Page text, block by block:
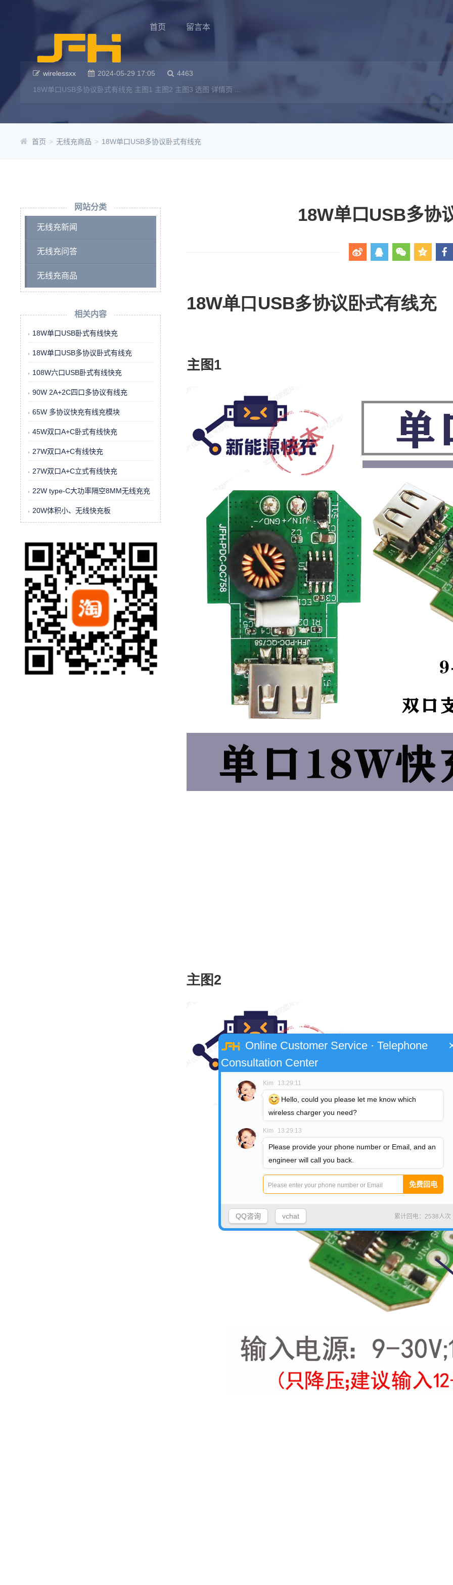
首页 留言本
wirelessxx 2024-05-29 17:05
4463
18W单口USB多协议卧式有线充 主图1 主图2 主图3 选图 详情页 ...
首页 > 无线充商品 > 18W单口USB多协议卧式有线充
网站分类
无线充新闻
无线充问答
无线充商品
相关内容
18W单口USB卧式有线快充
18W单口USB多协议卧式有线充
108W六口USB卧式有线快充
90W 2A+2C四口多协议有线充
65W 多协议快充有线充模块
45W双口A+C卧式有线快充
27W双口A+C有线快充
27W双口A+C立式有线快充
22W type-C大功率隔空8MM无线充充
20W体积小、无线快充板
18W单口USB多协
18W单口USB多协议卧式有线充
主图1
主图2
Online Customer Service · Telephone
Consultation Center
Kim 13:29:11
Hello, could you please let me know which
wireless charger you need?
Kim 13:29:13
Please provide your phone number or Email, and an
engineer will call you back.
累计回电：2538人次
QQ咨询 vchat